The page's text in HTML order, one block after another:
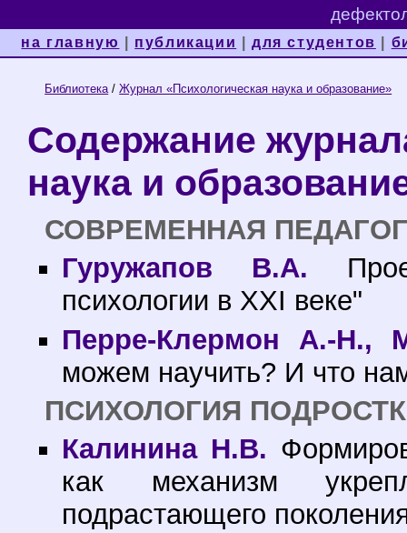
на главную публикации |для студентов
Библиотека/Журнал «Психологическая наука и образование»
Содержание
наука и
СОВРЕМЕННАЯ
Гуружапов В.А.
психологии в XXI веке"
Перре-Клермон А.-
можем научить? И что
ПСИХОЛОГИЯ
Калинина Н.В.
как механизм
подрастающего